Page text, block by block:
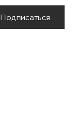
Подписаться